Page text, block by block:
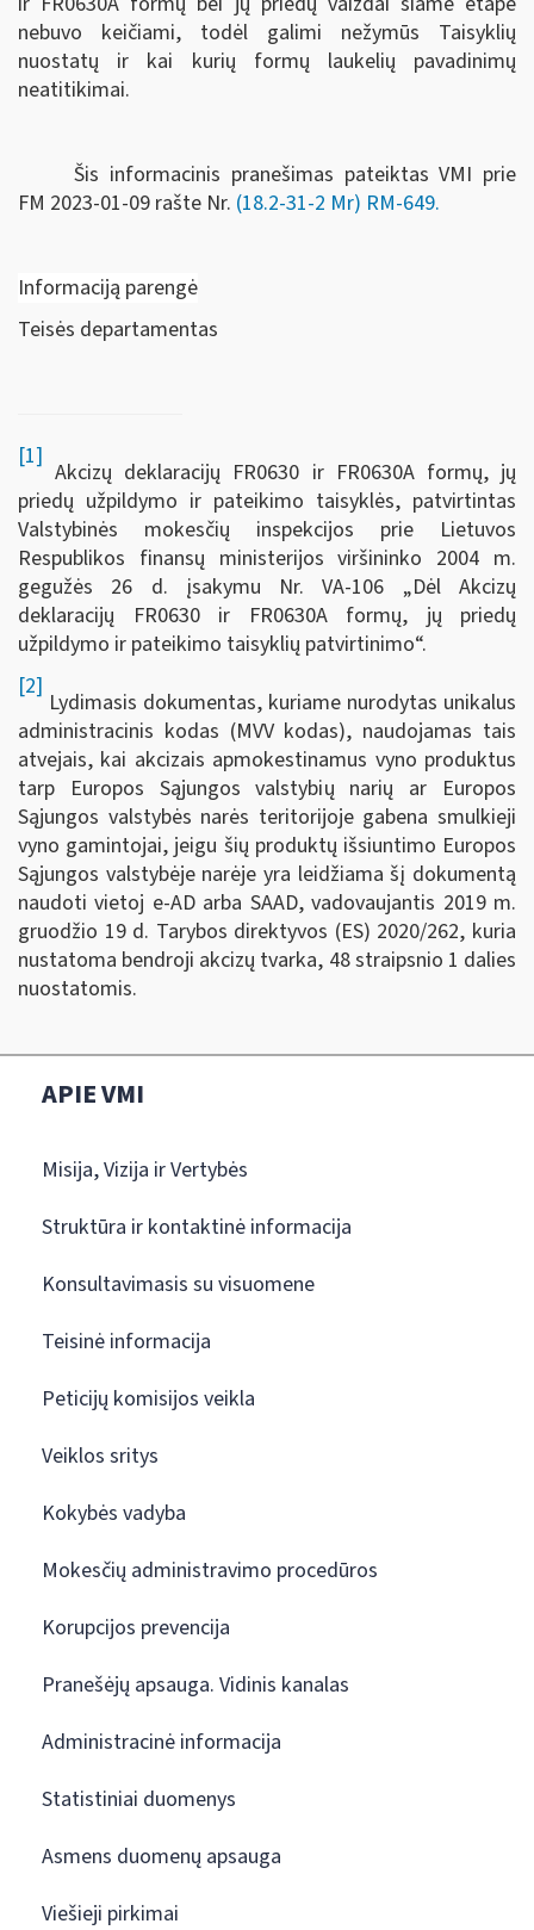
nebuvo keičiami, todėl galimi nežymūs Taisyklių
nuostatų ir kai kurių formų laukelių pavadinimų
neatitikimai.
Šis informacinis pranešimas pateiktas VMI prie
FM 2023-01-09 rašte Nr. (18.2-31-2 Mr) RM-649.
Informaciją parengė
Teisės departamentas
[1]
Akcizų deklaracijų FR0630 ir FR0630A formų, jų
priedų užpildymo ir pateikimo taisyklės, patvirtintas
Valstybinės mokesčių inspekcijos prie Lietuvos
Respublikos finansų ministerijos viršininko 2004 m.
gegužės 26 d. įsakymu Nr. VA-106 „Dėl Akcizų
deklaracijų FR0630 ir FR0630A formų, jų priedų
užpildymo ir pateikimo taisyklių patvirtinimo“.
[2]
Lydimasis dokumentas, kuriame nurodytas unikalus
administracinis kodas (MVV kodas), naudojamas tais
atvejais, kai akcizais apmokestinamus vyno produktus
tarp Europos Sąjungos valstybių narių ar Europos
Sąjungos valstybės narės teritorijoje gabena smulkieji
vyno gamintojai, jeigu šių produktų išsiuntimo Europos
Sąjungos valstybėje narėje yra leidžiama šį dokumentą
naudoti vietoj e-AD arba SAAD, vadovaujantis 2019 m.
gruodžio 19 d. Tarybos direktyvos (ES) 2020/262, kuria
nustatoma bendroji akcizų tvarka, 48 straipsnio 1 dalies
nuostatomis.
APIE VMI
Misija, Vizija ir Vertybės
Struktūra ir kontaktinė informacija
Konsultavimasis su visuomene
Teisinė informacija
Peticijų komisijos veikla
Veiklos sritys
Kokybės vadyba
Mokesčių administravimo procedūros
Korupcijos prevencija
Pranešėjų apsauga. Vidinis kanalas
Administracinė informacija
Statistiniai duomenys
Asmens duomenų apsauga
Viešieji pirkimai